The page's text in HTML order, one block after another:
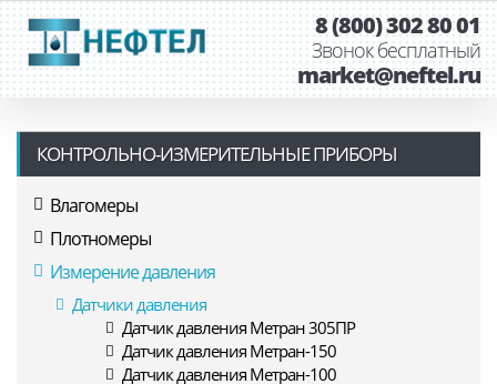
8 (800) 302 80 01
Звонок бесплатный
market@neftel.ru
КОНТРОЛЬНО-ИЗМЕРИТЕЛЬНЫЕ ПРИБОРЫ
Влагомеры
Плотномеры
Измерение давления
Датчики давления
Датчик давления Метран 305ПР
Датчик давления Метран-150
Датчик давления Метран-100